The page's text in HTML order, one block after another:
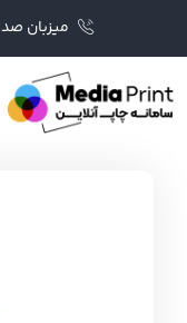
میزبان صدای